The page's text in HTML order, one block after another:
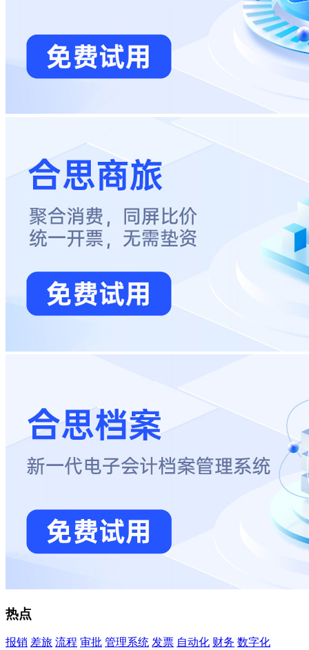
热点
报销 差旅 流程 审批 管理系统 发票 自动化 财务 数字化